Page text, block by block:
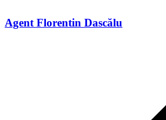
Agent Florentin Dascălu